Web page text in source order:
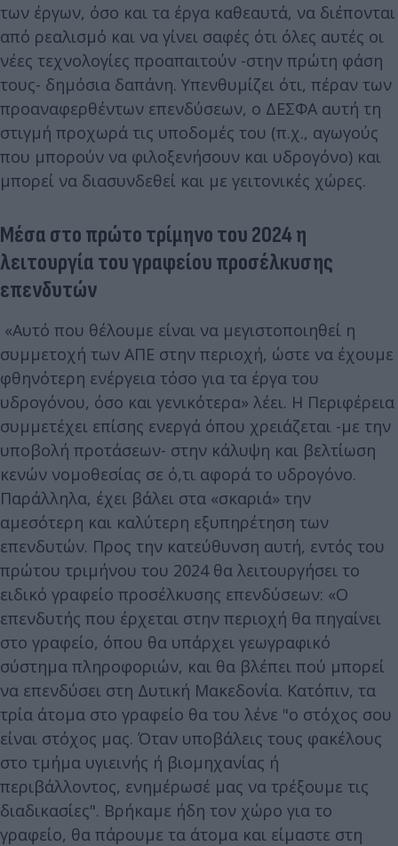
των έργων, όσο και τα έργα καθεαυτά, να διέπονται
από ρεαλισμό και να γίνει σαφές ότι όλες αυτές οι
νέες τεχνολογίες προαπαιτούν -στην πρώτη φάση
τους- δημόσια δαπάνη. Υπενθυμίζει ότι, πέραν των
προαναφερθέντων επενδύσεων, ο ΔΕΣΦΑ αυτή τη
στιγμή προχωρά τις υποδομές του (π.χ., αγωγούς
που μπορούν να φιλοξενήσουν και υδρογόνο) και
μπορεί να διασυνδεθεί και με γειτονικές χώρες.
Μέσα στο πρώτο τρίμηνο του 2024 η
λειτουργία του γραφείου προσέλκυσης
επενδυτών
«Αυτό που θέλουμε είναι να μεγιστοποιηθεί η
συμμετοχή των ΑΠΕ στην περιοχή, ώστε να έχουμε
φθηνότερη ενέργεια τόσο για τα έργα του
υδρογόνου, όσο και γενικότερα» λέει. Η Περιφέρεια
συμμετέχει επίσης ενεργά όπου χρειάζεται -με την
υποβολή προτάσεων- στην κάλυψη και βελτίωση
κενών νομοθεσίας σε ό,τι αφορά το υδρογόνο.
Παράλληλα, έχει βάλει στα «σκαριά» την
αμεσότερη και καλύτερη εξυπηρέτηση των
επενδυτών. Προς την κατεύθυνση αυτή, εντός του
πρώτου τριμήνου του 2024 θα λειτουργήσει το
ειδικό γραφείο προσέλκυσης επενδύσεων: «Ο
επενδυτής που έρχεται στην περιοχή θα πηγαίνει
στο γραφείο, όπου θα υπάρχει γεωγραφικό
σύστημα πληροφοριών, και θα βλέπει πού μπορεί
να επενδύσει στη Δυτική Μακεδονία. Κατόπιν, τα
τρία άτομα στο γραφείο θα του λένε "ο στόχος σου
είναι στόχος μας. Όταν υποβάλεις τους φακέλους
στο τμήμα υγιεινής ή βιομηχανίας ή
περιβάλλοντος, ενημέρωσέ μας να τρέξουμε τις
διαδικασίες". Βρήκαμε ήδη τον χώρο για το
γραφείο, θα πάρουμε τα άτομα και είμαστε στη